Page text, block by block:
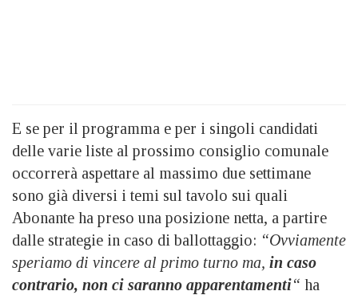
E se per il programma e per i singoli candidati
delle varie liste al prossimo consiglio comunale
occorrerà aspettare al massimo due settimane
sono già diversi i temi sul tavolo sui quali
Abonante ha preso una posizione netta, a partire
dalle strategie in caso di ballottaggio: “Ovviamente
speriamo di vincere al primo turno ma, in caso
contrario, non ci saranno apparentamenti“ ha